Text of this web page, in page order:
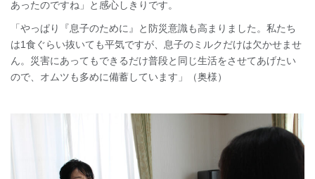
あったのですね」と感心しきりです。
「やっぱり『息子のために』と防災意識も高まりました。私たち
は1食ぐらい抜いても平気ですが、息子のミルクだけは欠かせませ
ん。災害にあってもできるだけ普段と同じ生活をさせてあげたい
ので、オムツも多めに備蓄しています」（奥様）